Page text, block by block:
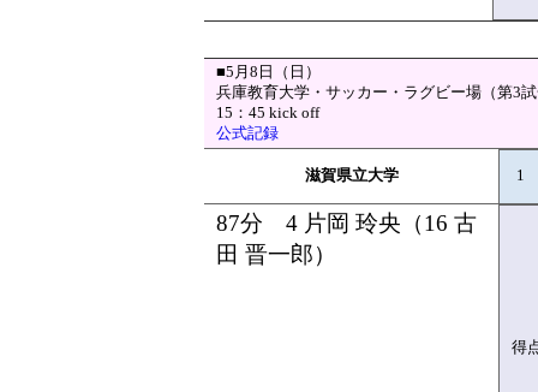
■5月8日（日）
兵庫教育大学・サッカー・ラグビー場（第3
15：45 kick off
公式記録
滋賀県立大学 1
87分 4 片岡 玲央（16 古
田 晋一郎）
得